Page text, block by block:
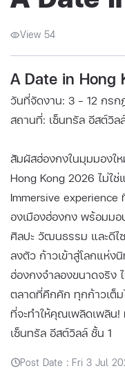
View 54
A Date in Hong
วันที่จัดงาน: 3 - 12 กร
สถานที่: เซ็นทรัล อีสต์วิล
สัมผัสฮ่องกงในมุมมองใ
Hong Kong 2026 ไม่ใ
Immersive
องเมืองฮ่องกง พร้อมม
ศิลปะ วัฒนธรรม และดีไ
ลงตัว ก้าวเข้าสู่โลกแห่
ฮ่องกงจำลองขนาดจริง
ตลาดที่คึกคัก ทุกก้าวเต็
ที่จะทำให้คุณเพลิดเพลิน
เซ็นทรัล อีสต์วิลล์ ชั้น 1
Post Date : Fri 3 Jul